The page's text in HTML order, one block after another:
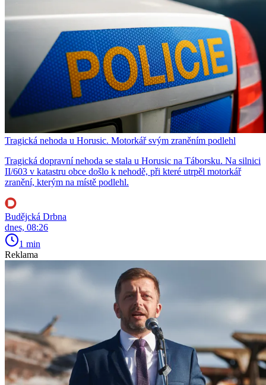
Tragická nehoda u Horusic. Motorkář svým zraněním podlehl
Tragická dopravní nehoda se stala u Horusic na Táborsku. Na silnici
II/603 v katastru obce došlo k nehodě, při které utrpěl motorkář
zranění, kterým na místě podlehl.
Budějcká Drbna
dnes, 08:26
1 min
Reklama